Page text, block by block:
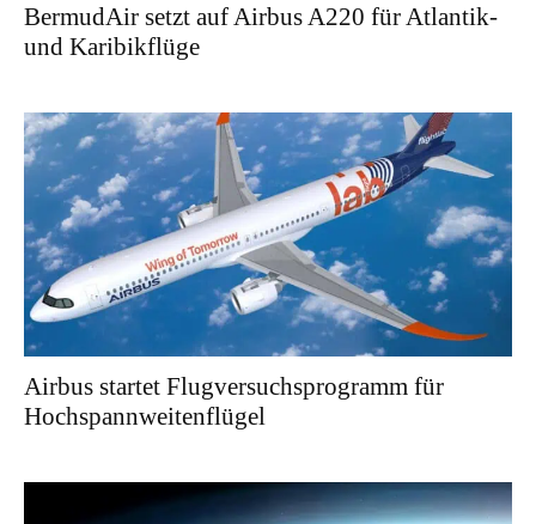
BermudAir setzt auf Airbus A220 für Atlantik-
und Karibikflüge
Airbus startet Flugversuchsprogramm für
Hochspannweitenflügel